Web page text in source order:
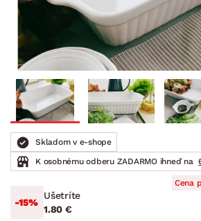
Skladom v e-shope
K osobnému odberu ZADARMO ihneď na
-15%
Ušetríte
1.80 €
Cena